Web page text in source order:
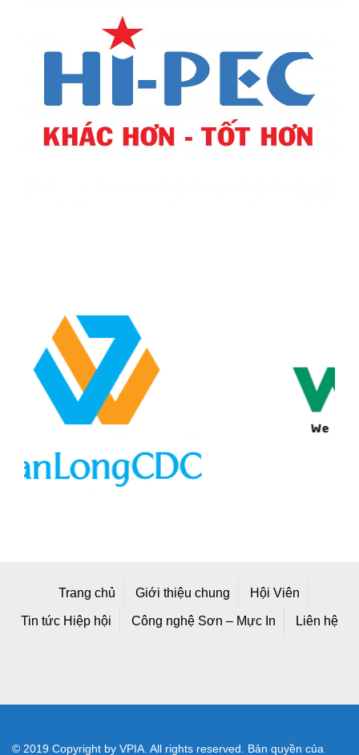
Trang chủ Giới thiệu chung Hội Viên
Tin tức Hiệp hội Công nghệ Sơn – Mực In Liên hệ
© 2019 Copyright by VPIA. All rights reserved. Bản quyền của